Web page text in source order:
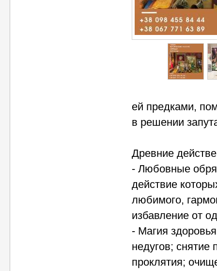
ей предками,
в решении
Древние
- Любовные
действие
любимого,
избавление от
- Магия
недугов; снятие
проклятия;